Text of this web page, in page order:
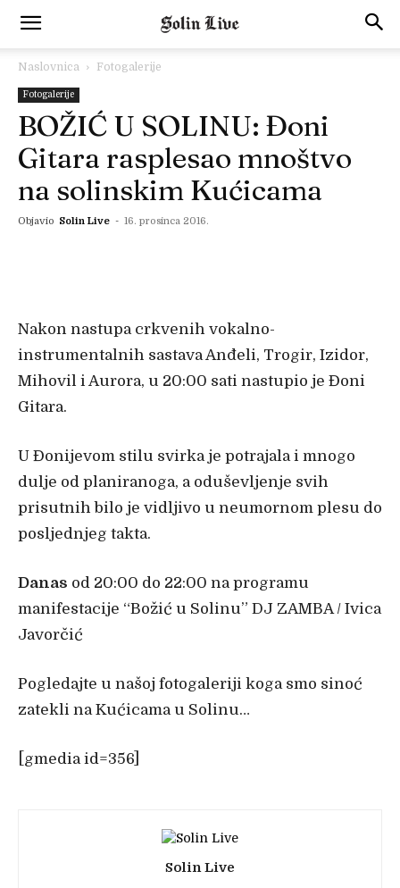
Naslovnica Fotogalerije
Fotogalerije
BOŽIĆ U SOLINU: Đoni
Gitara rasplesao mnoštvo
na solinskim Kućicama
Objavio Solin Live - 16. prosinca 2016.
Nakon nastupa crkvenih vokalno-
instrumentalnih sastava Anđeli, Trogir, Izidor,
Mihovil i Aurora, u 20:00 sati nastupio je Đoni
Gitara.
U Đonijevom stilu svirka je potrajala i mnogo
dulje od planiranoga, a oduševljenje svih
prisutnih bilo je vidljivo u neumornom plesu do
posljednjeg takta.
Danas od 20:00 do 22:00 na programu
manifestacije “Božić u Solinu” DJ ZAMBA / Ivica
Javorčić
Pogledajte u našoj fotogaleriji koga smo sinoć
zatekli na Kućicama u Solinu…
[gmedia id=356]
Solin Live